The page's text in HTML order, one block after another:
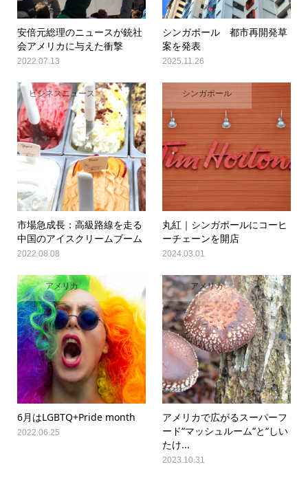
安倍元総理のニュースが銃社
会アメリカに与えた衝撃
2022.07.13
シンガポール 都市再開発草
案を発表
2025.11.26
ビジネスニュース
市場急成長：高級路線を走る
中国のアイスクリームブーム
2022.08.08
シンガポール
丸紅｜シンガポールにコーヒ
ーチェーンを開店
2024.03.01
アメリカ
6月はLGBTQ+Pride month
2022.06.25
アメリカ
アメリカで広がるスーパーフ
ード“マッシュルーム“と“しい
たけ...
2023.10.31